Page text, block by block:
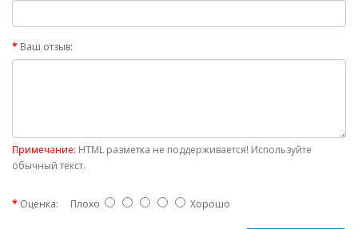
Ваш отзыв:
Примечание: HTML разметка не поддерживается! Используйте
обычный текст.
Оценка: Плохо Хорошо